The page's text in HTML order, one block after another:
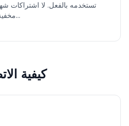
تستخدمه بالفعل. لا اشتراكات
مخفية. اشتر الرصيد حسب...
كيفية